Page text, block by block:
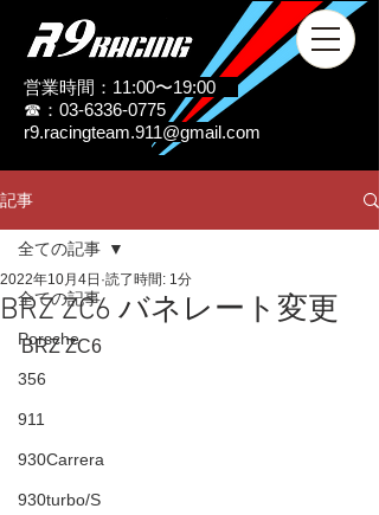
営業時間：11:00〜19:00
☎：03-6336-0775
r9.racingteam.911@gmail.com
記事
全ての記事
Porsche
356
911
930Carrera
930turbo/S
全ての記事
BRZ ZC6 バネレート変更
2022年10月4日 読了時間: 1分
BRZ ZC6